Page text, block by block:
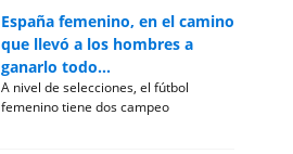
España femenino, en el camino
que llevó a los hombres a
ganarlo todo...
A nivel de selecciones, el fútbol
femenino tiene dos campeo